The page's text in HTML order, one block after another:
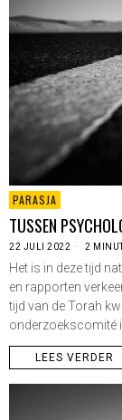
PARASJA
TUSSEN
22 JULI 2022 2
Het is in deze tijd
en rapporten
tijd van de Torah
onderzoekscomité
LEES VERDER